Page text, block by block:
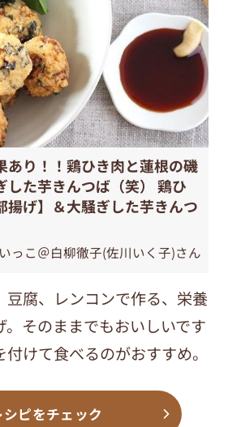
あり！！鶏ひき肉と蓮根の磯
した芋きんつば（笑） 鶏ひ
揚げ】＆大騒ぎした芋きんつ
いっこ＠白柳徹子(佐川いく子)さん
豆腐、レンコンで作る、栄養
。そのままでもおいしいです
けて食べるのがおすすめ。
シピをチェック